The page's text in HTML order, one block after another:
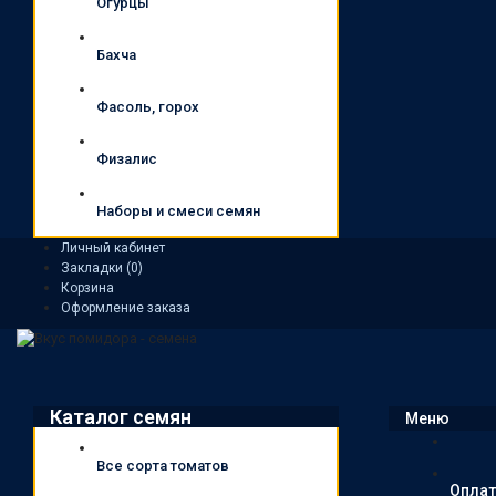
Бахча
Фасоль, горох
Физалис
Наборы и смеси семян
Личный кабинет
Закладки (0)
Корзина
Оформление заказа
Каталог семян
Все сорта томатов
Меню